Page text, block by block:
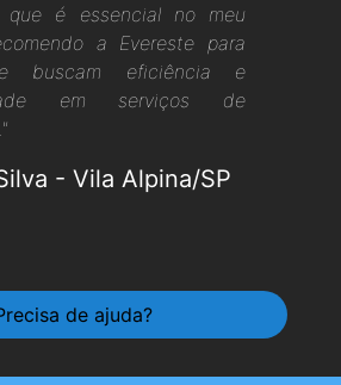
que é essencial no meu
a Evereste para
buscam eficiência e
em serviços de
-Vila Alpina/SP
de ajuda?